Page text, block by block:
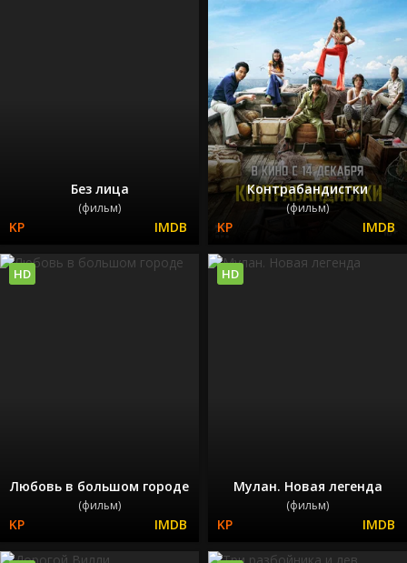
Без лица
(фильм)
Контрабандистки
(фильм)
Любовь в большом городе
(фильм)
HD
Мулан. Новая легенда
(фильм)
HD